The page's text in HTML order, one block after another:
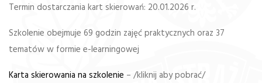
Termin dostarczania kart skierowań: 20.01.2026 r.
Szkolenie obejmuje 69 godzin zajęć praktycznych oraz 37
tematów w formie e-learningowej
Karta skierowania na szkolenie – /kliknij aby pobrać/